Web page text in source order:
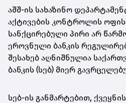
აშშ-ის სახაზინო
აქტივების კონტროლის
სანქცირებული პირი არ
ეროვნული ბანკის
შესახებ აღნიშნულია
ბანკის (სებ) მიერ
სებ-ის განმარტებით,